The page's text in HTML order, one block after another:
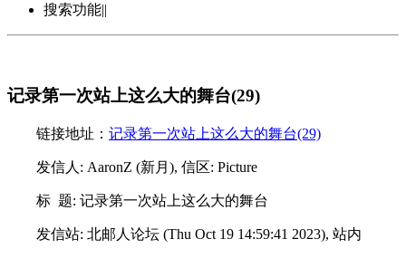
搜索功能||
记录第一次站上这么大的舞台(29)
链接地址： 记录第一次站上这么大的舞台(29)
发信人: AaronZ (新月), 信区: Picture
标 题: 记录第一次站上这么大的舞台
发信站: 北邮人论坛 (Thu Oct 19 14:59:41 2023), 站内